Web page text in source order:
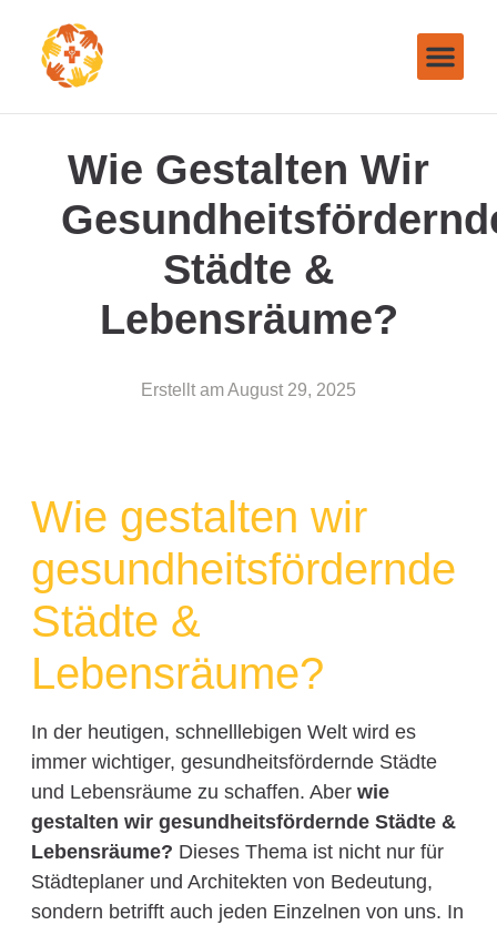
Wie Gestalten Wir
Städte &
Lebensräume?
Erstellt amAugust 29, 2025
Wie gestalten wir
gesundheitsfördernde
Städte &
Lebensräume?
In der heutigen, schnelllebigen Welt wird es
immer wichtiger, gesundheitsfördernde Städte
und Lebensräume zu schaffen. Aber wie
gestalten wir gesundheitsfördernde Städte &
Lebensräume? Dieses Thema ist nicht nur für
Städteplaner und Architekten von Bedeutung,
sondern betrifft auch jeden Einzelnen von uns. In